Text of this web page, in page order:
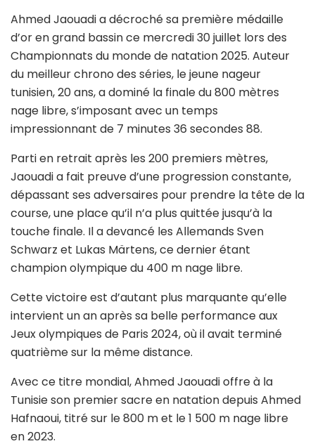
Ahmed Jaouadi a décroché sa première médaille
d’or en grand bassin ce mercredi 30 juillet lors des
Championnats du monde de natation 2025. Auteur
du meilleur chrono des séries, le jeune nageur
tunisien, 20 ans, a dominé la finale du 800 mètres
nage libre, s’imposant avec un temps
impressionnant de 7 minutes 36 secondes 88.
Parti en retrait après les 200 premiers mètres,
Jaouadi a fait preuve d’une progression constante,
dépassant ses adversaires pour prendre la tête de la
course, une place qu’il n’a plus quittée jusqu’à la
touche finale. Il a devancé les Allemands Sven
Schwarz et Lukas Märtens, ce dernier étant
champion olympique du 400 m nage libre.
Cette victoire est d’autant plus marquante qu’elle
intervient un an après sa belle performance aux
Jeux olympiques de Paris 2024, où il avait terminé
quatrième sur la même distance.
Avec ce titre mondial, Ahmed Jaouadi offre à la
Tunisie son premier sacre en natation depuis Ahmed
Hafnaoui, titré sur le 800 m et le 1 500 m nage libre
en 2023.